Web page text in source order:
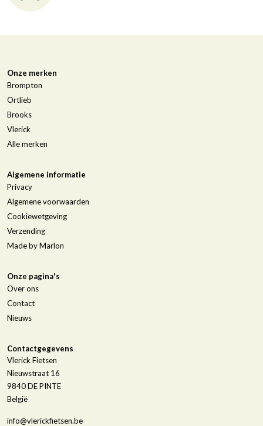
Onze merken
Brompton
Ortlieb
Brooks
Vlerick
Alle merken
Algemene informatie
Privacy
Algemene voorwaarden
Cookiewetgeving
Verzending
Made by Marlon
Onze pagina's
Over ons
Contact
Nieuws
Contactgegevens
Vlerick Fietsen
Nieuwstraat 16
9840DE PINTE
België
info@vlerickfietsen.be